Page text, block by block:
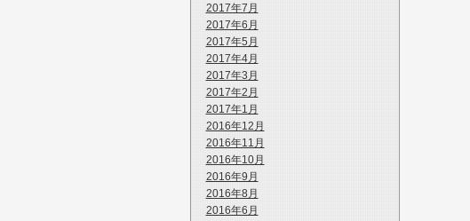
2017年7月
2017年6月
2017年5月
2017年4月
2017年3月
2017年2月
2017年1月
2016年12月
2016年11月
2016年10月
2016年9月
2016年8月
2016年6月